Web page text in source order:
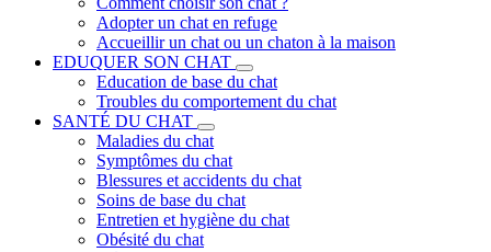
Adopter un chat en refuge
Accueillir un chat ou un chaton à la maison
EDUQUER SON CHAT
Education de base du chat
Troubles du comportement du chat
SANTÉ DU CHAT
Maladies du chat
Symptômes du chat
Blessures et accidents du chat
Soins de base du chat
Entretien et hygiène du chat
Obésité du chat